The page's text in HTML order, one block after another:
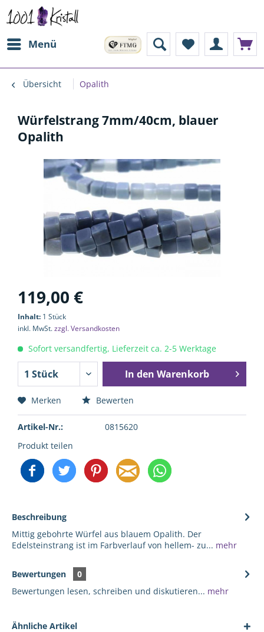
Menü
Übersicht Opalith
Würfelstrang 7mm/40cm, blauer
Opalith
119,00 €
Inhalt: 1 Stück
inkl. MwSt.zzgl. Versandkosten
Sofort versandfertig, Lieferzeit ca. 2-5 Werktage
In den Warenkorb
Merken Bewerten
Artikel-Nr.:
0815620
Produkt teilen
Beschreibung
Mittig gebohrte Würfel aus blauem Opalith. Der
Edelsteinstrang ist im Farbverlauf von hellem- zu... mehr
Bewertungen
0
Bewertungen lesen, schreiben und diskutieren... mehr
Ähnliche Artikel